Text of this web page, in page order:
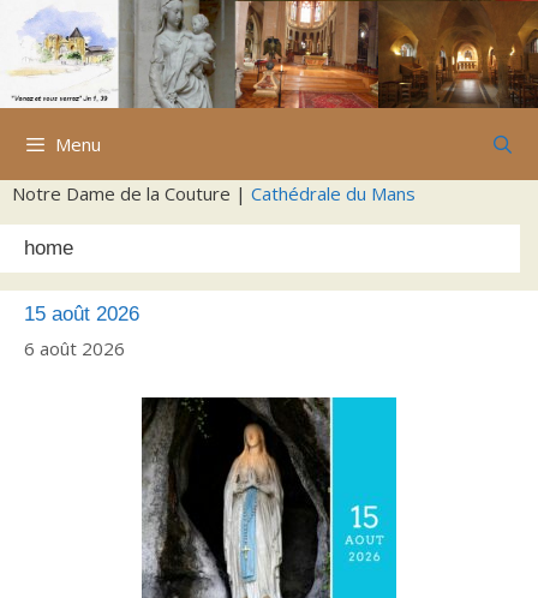
Aller
contenu
Menu
Notre Dame de la Couture | Cathédrale du Mans
home
15 août 2026
6 août 2026